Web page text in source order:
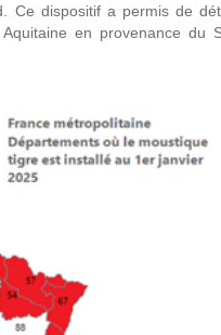
Ce dispositif a permis de
en provenance du